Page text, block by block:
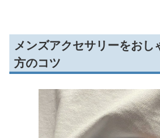
メンズアクセサリーをおし
方のコツ